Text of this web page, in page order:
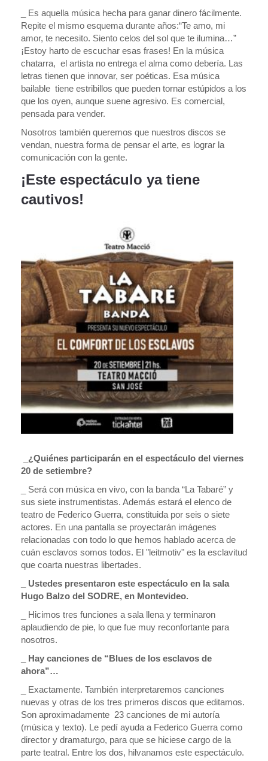
_ Es aquella música hecha para ganar dinero fácilmente.
Repite el mismo esquema durante años:“Te amo, mi
amor, te necesito. Siento celos del sol que te ilumina…”
¡Estoy harto de escuchar esas frases! En la música
chatarra, el artista no entrega el alma como debería. Las
letras tienen que innovar, ser poéticas. Esa música
bailable tiene estribillos que pueden tornar estúpidos a los
que los oyen, aunque suene agresivo. Es comercial,
pensada para vender.
Nosotros también queremos que nuestros discos se
vendan, nuestra forma de pensar el arte, es lograr la
comunicación con la gente.
¡Este espectáculo ya tiene
cautivos!
_¿Quiénes participarán en el espectáculo del viernes
20 de setiembre?
_ Será con música en vivo, con la banda “La Tabaré” y
sus siete instrumentistas. Además estará el elenco de
teatro de Federico Guerra, constituida por seis o siete
actores. En una pantalla se proyectarán imágenes
relacionadas con todo lo que hemos hablado acerca de
cuán esclavos somos todos. El "leitmotiv" es la esclavitud
que coarta nuestras libertades.
_ Ustedes presentaron este espectáculo en la sala
Hugo Balzo del SODRE, en Montevideo.
_ Hicimos tres funciones a sala llena y terminaron
aplaudiendo de pie, lo que fue muy reconfortante para
nosotros.
_ Hay canciones de “Blues de los esclavos de
ahora”…
_ Exactamente. También interpretaremos canciones
nuevas y otras de los tres primeros discos que editamos.
Son aproximadamente 23 canciones de mi autoría
(música y texto). Le pedí ayuda a Federico Guerra como
director y dramaturgo, para que se hiciese cargo de la
parte teatral. Entre los dos, hilvanamos este espectáculo.